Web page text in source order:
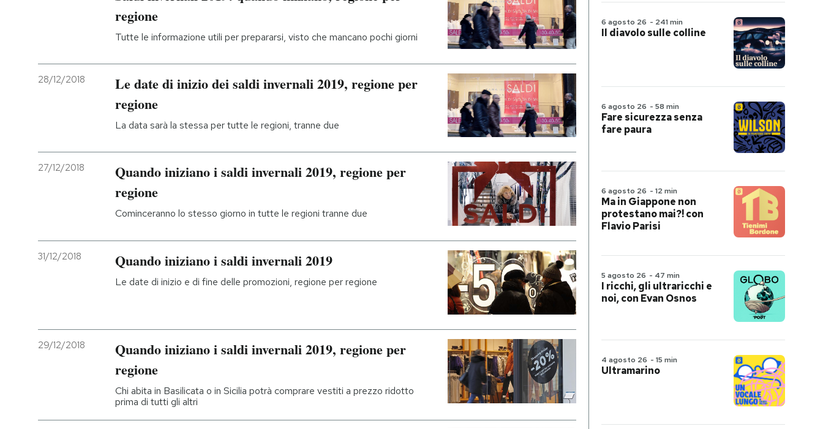
regione
Tutte le informazione utili per prepararsi, visto che mancano pochi giorni
28/12/2018
Le date di inizio dei saldi invernali 2019, regione per
regione
La data sarà la stessa per tutte le regioni, tranne due
27/12/2018
Quando iniziano i saldi invernali 2019, regione per
regione
Cominceranno lo stesso giorno in tutte le regioni tranne due
31/12/2018 Quando iniziano i saldi invernali 2019
Le date di inizio e di fine delle promozioni, regione per regione
29/12/2018
Quando iniziano i saldi invernali 2019, regione per
regione
Chi abita in Basilicata o in Sicilia potrà comprare vestiti a prezzo ridotto
prima di tutti gli altri
6 agosto 26 - 241 min
Il diavolo sulle colline
6 agosto 26 - 58 min
Fare sicurezza senza
fare paura
6 agosto 26 - 12 min
Ma in Giappone non
protestano mai?! con
Flavio Parisi
5 agosto 26 - 47 min
I ricchi, gli ultraricchi e
noi, con Evan Osnos
4 agosto 26 - 15 min
Ultramarino